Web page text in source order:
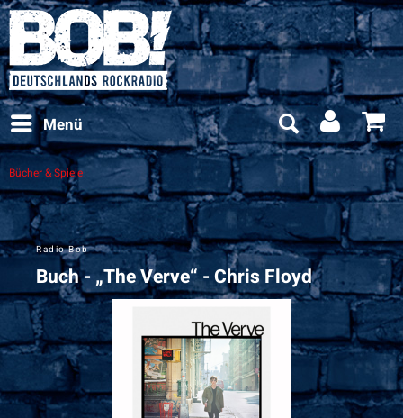
Menü
Bücher & Spiele
Radio Bob
Buch - „The Verve“ - Chris Floyd